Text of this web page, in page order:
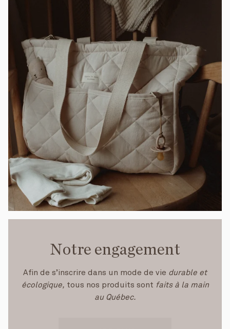
Notre engagement
Afin de s’inscrire dans un mode de vie durable et
écologique, tous nos produits sont faits à la main
au Québec.